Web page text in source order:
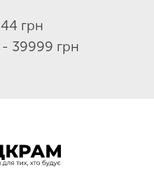
грн
39999 грн